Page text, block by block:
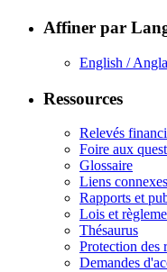
Affiner par
English /
Ressources
Relevés
Foire aux
Glossaire
Liens connexes
Rapports et
Lois et
Thésaurus
Protection des
Demandes